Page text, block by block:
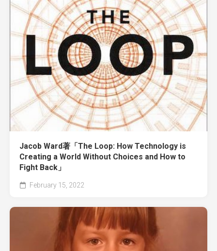
Jacob Ward著「The Loop: How Technology is
Creating a World Without Choices and How to
Fight Back」
February 15, 2022